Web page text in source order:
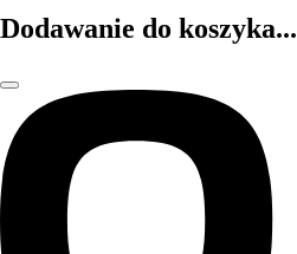
Dodawanie do koszyka...